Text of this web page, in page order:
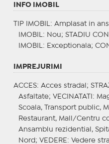
INFO IMOBIL
TIP IMOBIL : Amplasat in
IMOBIL : Nou; STADIU
IMOBIL : Exceptionala;
IMPREJURIMI
ACCES: Acces stradal;
Asfaltate; VECINATATI :
Scoala, Transport public,
Restaurant, Mall/Centru
Ansamblu rezidential,
Nord; VEDERE : Vedere